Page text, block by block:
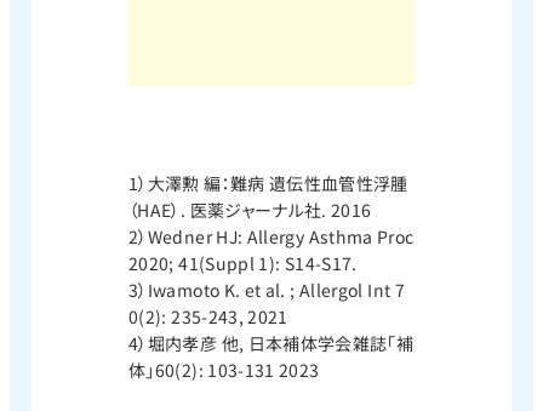
1）大澤勲 編：難病 遺伝性血管性浮腫
（HAE）. 医薬ジャーナル社. 2016
2）Wedner HJ: Allergy Asthma Proc
2020; 41(Suppl 1): S14-S17.
3）Iwamoto K. et al. ; Allergol Int 7
0(2): 235-243, 2021
4）堀内孝彦 他, 日本補体学会雑誌「補
体」60(2): 103-131 2023